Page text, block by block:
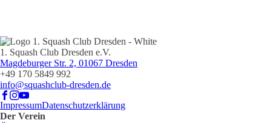
1. Squash Club Dresden e.V.
Magdeburger Str. 2, 01067 Dresden
+49 170 5849 992
info@squashclub-dresden.de
ImpressumDatenschutzerklärung
Der Verein